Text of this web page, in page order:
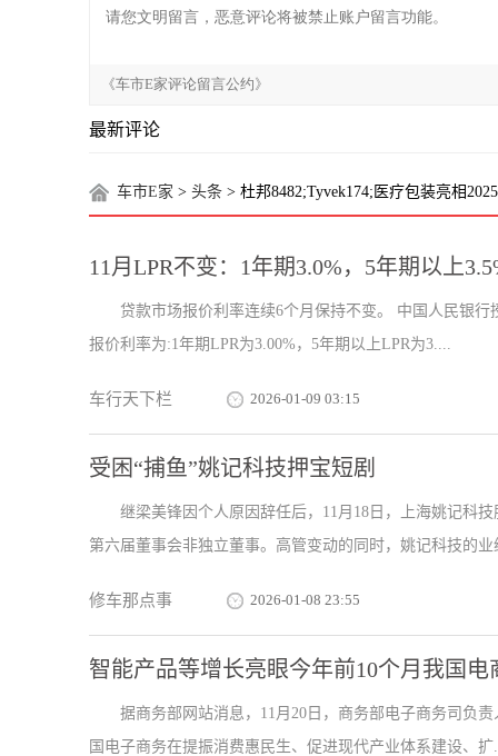
最新评论
车市E家 > 头条 > 杜邦8482;Tyvek174;医疗包装亮相
11月LPR不变：1年期3.0%，5年期以上
贷款市场报价利率连续6个月保持不变。 中国人民银
报价利率为:1年期LPR为3.00%，5年期以上LPR为3....
车行天下栏 2026-01-09 03:15
受困“捕鱼”姚记科技押宝短剧
继梁美锋因个人原因辞任后，11月18日，上海姚记科
第六届董事会非独立董事。高管变动的同时，姚记科技的
修车那点事 2026-01-08 23:55
智能产品等增长亮眼今年前10个月我国电
据商务部网站消息，11月20日，商务部电子商务司负
国电子商务在提振消费惠民生、促进现代产业体系建设、扩